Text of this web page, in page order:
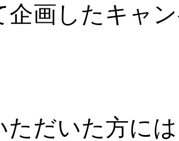
企画したキャ
ただいた方に